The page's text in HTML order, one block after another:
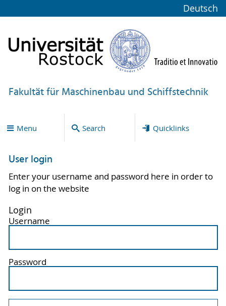
Deutsch
Fakultät für Maschinenbau und Schiffstechnik
Menu Search Quicklinks
User login
Enter your username and password here in order to
log in on the website
Login
Username
Password